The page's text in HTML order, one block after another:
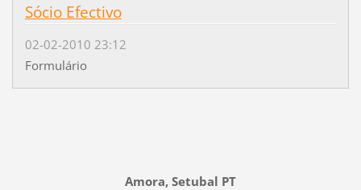
Sócio Efectivo
02-02-2010 23:12
Formulário
Amora, Setubal PT